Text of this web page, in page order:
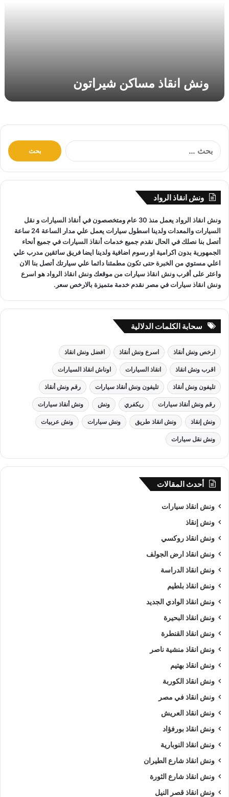
ش
ا
ن
ونش انقاذ مساكن شيراتون
:
ونش انقاذ الرواد
ونش انقاذ الرواد يعمل منذ 30 عام ومتخصصون في أنقاذ السياراتو نقل
السيارات
والمعدات ولدينا اسطول سيارات يعمل علي مدار الساعة 24 ساعة
أتصل بنا نصلك في الحال نقدم جميع خدماتأنقاذ السياراتفي جميع أنحاء
الجمهورية بدون اكرامية او رسوم اضافية ولدينا ايضا فريق سائقين مدرب علي
اعلي مستوي من الخبرة حتى تكون مطمئنا دائما علي سيارتك أتصل بنا الان
واعثر علىأقرب ونش انقاذ سياراتمن موقعك ونش انقاذ الرواد هو اسرع
ونش انقاذ سياراتفي مصر نقدم خدمة متميزة بالارخص سعر.
سحابة الكلمات الدلالية
ارخص ونش أنقاذ اسرع ونش أنقاذ افضل ونش انقاذ
اقرب ونش انقاذ انقاذ السيارات اوناش انقاذ السيارات
تليفون ونش أنقاذ تليفون ونش أنقاذ سيارات رقم ونش أنقاذ
رقم ونش أنقاذ سيارات ريكفري ونش ونش أنقاذ سيارات
ونش إنقاذ ونش انقاذ طريق ونش سيارات ونش عربيات
ونش نقل سيارات
أحدث المقالات
ونش انقاذ سيارات
ونش إنقاذ
ونش انقاذ روكسي
ونش انقاذ ارض الجولف
ونش انقاذ الدراسة
ونش انقاذ بلطيم
ونش انقاذ الوادي الجديد
ونش انقاذ البحيرة
ونش انقاذ القنطرة
ونش انقاذ منشية ناصر
ونش انقاذ بهتيم
ونش انقاذ الكوربة
ونش انقاذ في مصر
ونش انقاذ العريش
ونش انقاذ بورفؤاد
ونش انقاذ النوبارية
ونش انقاذ شارع الطيران
ونش انقاذ شارع الثورة
ونش انقاذ قصر النيل